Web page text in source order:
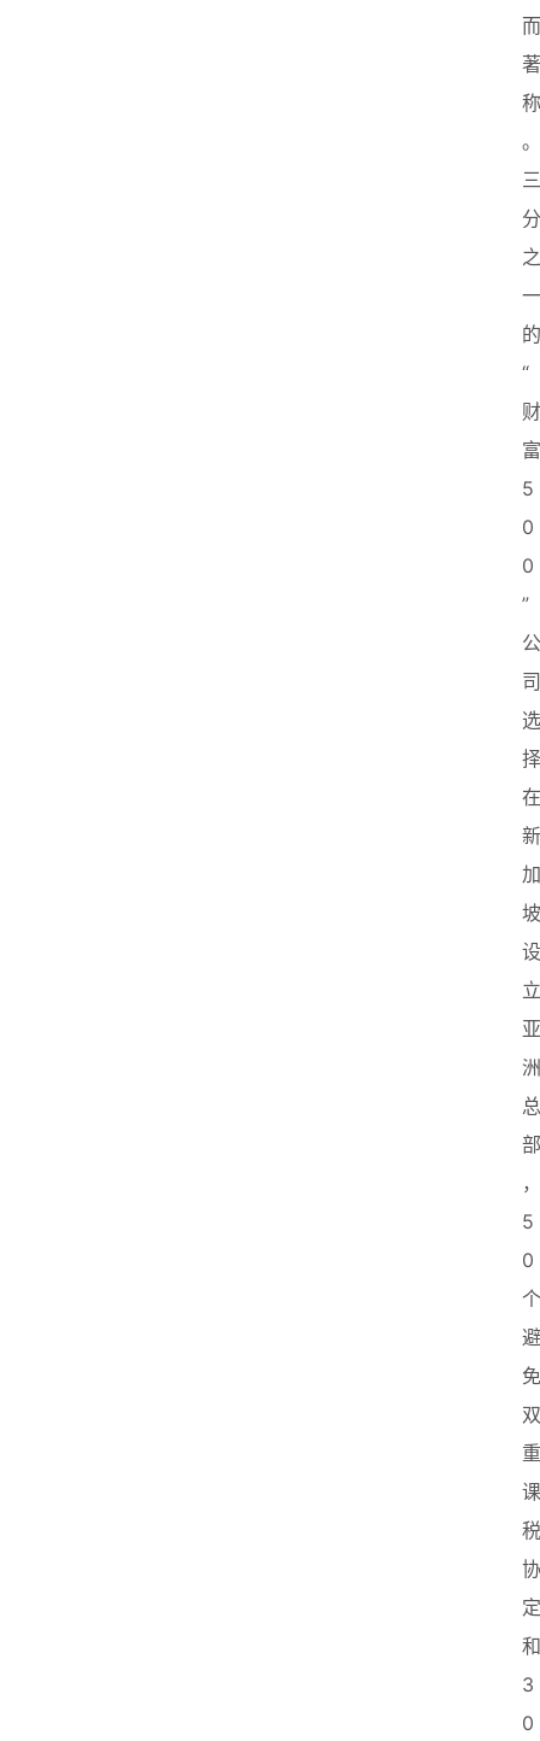
而
著
称
。
三
分
之
一
的
“
财
富
5
0
0
”
公
司
选
择
在
新
加
坡
设
立
亚
洲
总
部
，
5
0
个
避
免
双
重
课
税
协
定
和
3
0